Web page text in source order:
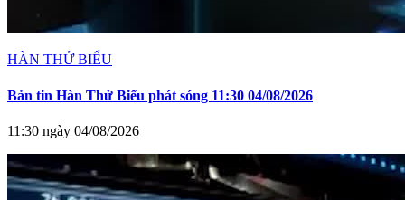
HÀN THỬ BIỂU
Bản tin Hàn Thử Biểu phát sóng 11:30 04/08/2026
11:30 ngày 04/08/2026